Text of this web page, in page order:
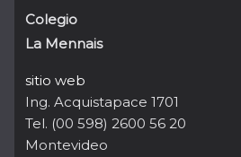
Colegio
La Mennais
sitio web
Ing. Acquistapace 1701
Tel. (00 598) 2600 56 20
Montevideo